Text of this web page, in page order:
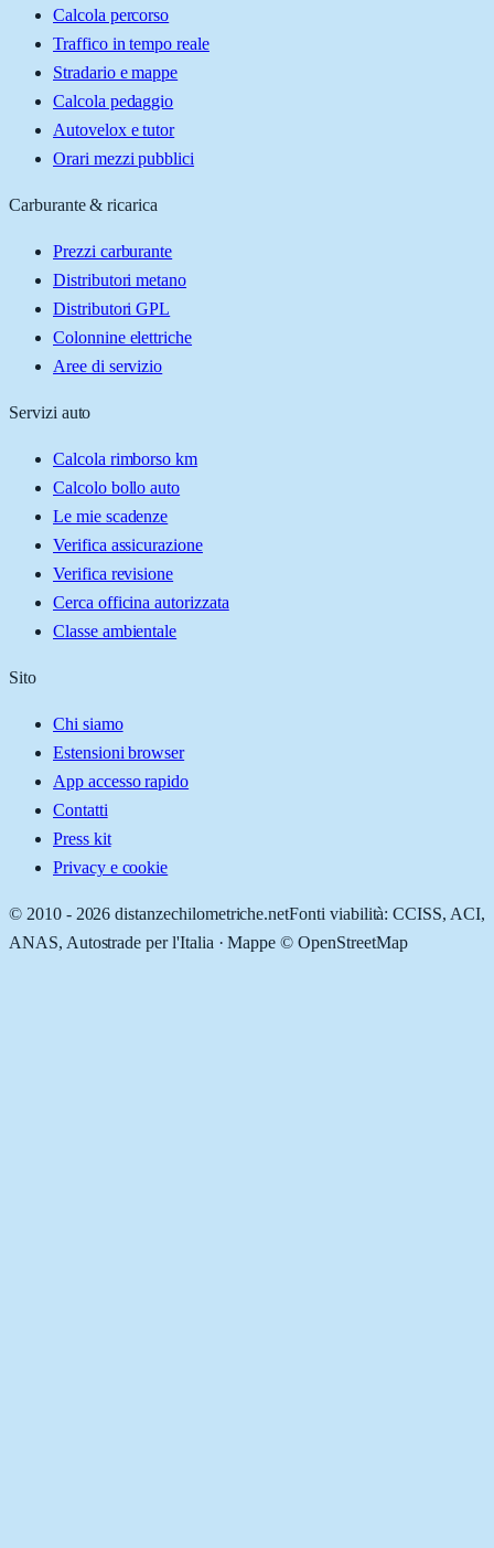
Calcola percorso
Traffico in tempo reale
Stradario e mappe
Calcola pedaggio
Autovelox e tutor
Orari mezzi pubblici
Carburante & ricarica
Prezzi carburante
Distributori metano
Distributori GPL
Colonnine elettriche
Aree di servizio
Servizi auto
Calcola rimborso km
Calcolo bollo auto
Le mie scadenze
Verifica assicurazione
Verifica revisione
Cerca officina autorizzata
Classe ambientale
Sito
Chi siamo
Estensioni browser
App accesso rapido
Contatti
Press kit
Privacy e cookie
© 2010 - 2026 distanzechilometriche.netFonti viabilità: CCISS, ACI,
ANAS, Autostrade per l'Italia · Mappe © OpenStreetMap